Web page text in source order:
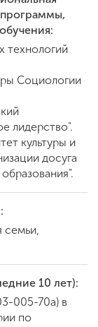
программы,
технологий
Социологии
лидерство".
культуры и
досуга
семьи,
10 лет):
005-70а) в
по